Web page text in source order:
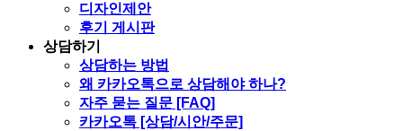
디자인제안
후기 게시판
상담하기
상담하는 방법
왜 카카오톡으로 상담해야 하나?
자주 묻는 질문 [FAQ]
카카오톡 [상담/시안/주문]